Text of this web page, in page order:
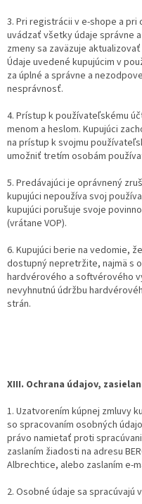
3. Pri registrácii v e-shope a pri
uvádzať všetky údaje správne
zmeny sa zaväzuje
Údaje uvedené kupujúcim v
za úplné a správne a
nesprávnosť.
4. Prístup k používateľskému
menom a heslom. Kupujúci
na prístup k svojmu
umožniť tretím osobám
5. Predávajúci je oprávnený
kupujúci nepoužíva svoj
kupujúci porušuje svoje
(vrátane VOP).
6. Kupujúci berie na vedomie,
dostupný nepretržite, najmä s
hardvérového a softvérového
nevyhnutnú údržbu
strán.
XIII. Ochrana údajov,
1. Uzatvorením kúpnej zmluvy
so spracovaním osobných
právo namietať proti
zaslaním žiadosti na adresu
Albrechtice, alebo zaslaním e-
2. Osobné údaje sa spracúvajú